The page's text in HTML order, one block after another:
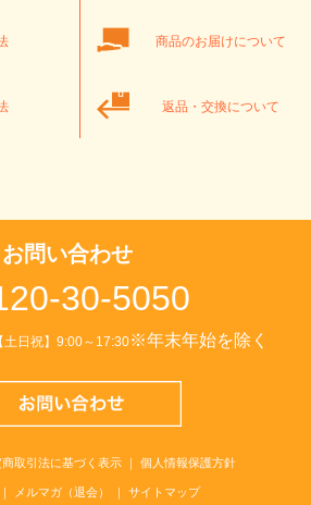
商品のお届けについて
返品・交換について
お問い合わせ
30-5050
土日祝】9:00～17:30※年末年始を除く
取引法に基づく表示｜ 個人情報保護方針
メルマガ（退会） サイトマップ